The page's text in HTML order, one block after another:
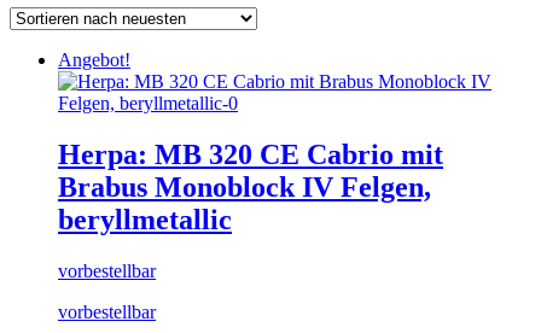
Angebot!
Herpa: MB 320 CE Cabrio mit
Brabus Monoblock IV Felgen,
beryllmetallic
vorbestellbar
vorbestellbar